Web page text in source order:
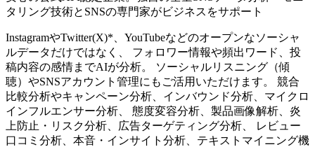
タリング技術とSNSの専門家がビジネスをサポート
InstagramやTwitter(X)*、YouTubeなどのオープンなソーシャ
ルデータだけではなく、 フォロワー情報や頻出ワード、投
稿内容の感情までAIが分析。 ソーシャルリスニング（傾
聴）やSNSアカウント管理にもご活用いただけます。 競合
比較分析やキャンペーン分析、インバウンド分析、マイクロ
インフルエンサー分析、 態度変容分析、製品画像解析、炎
上防止・リスク分析、広告ターゲティング分析、 レビュー
口コミ分析、本音・インサイト分析、テキストマイニング機